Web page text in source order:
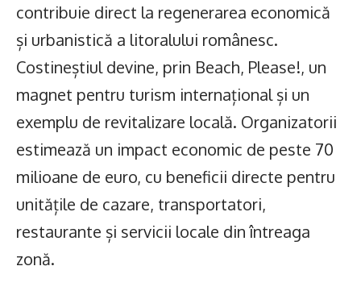
contribuie direct la regenerarea economică
și urbanistică a litoralului românesc.
Costineștiul devine, prin Beach, Please!, un
magnet pentru turism internațional și un
exemplu de revitalizare locală. Organizatorii
estimează un impact economic de peste 70
milioane de euro, cu beneficii directe pentru
unitățile de cazare, transportatori,
restaurante și servicii locale din întreaga
zonă.